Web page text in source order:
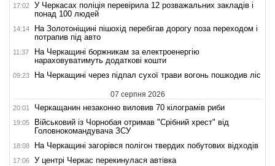
17:02
У Черкасах поліція перевірила 12 розважальних закладів і
понад 100 людей
14:14
На Золотоніщині пішохід перебігав дорогу поза переходом і
потрапив під авто
11:37
На Черкащині боржникам за електроенергію
нараховуватимуть додаткові кошти
09:23 На Черкащині через підпал сухої трави вогонь пошкодив ліс
07 серпня 2026
20:01 Черкащанин незаконно виловив 70 кілограмів риби
19:05
Військовий із Чорнобая отримав "Срібний хрест" від
Головнокомандувача ЗСУ
18:08 На Черкащині загорівся полігон твердих побутових відходів
17:06 У центрі Черкас перекинулася автівка